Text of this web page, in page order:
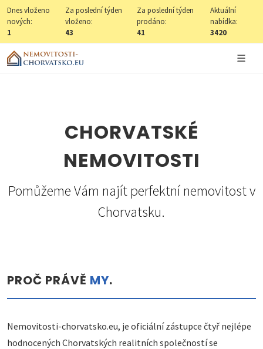
Dnes vloženo
nových:
1
Za poslední týden
vloženo:
43
Za poslední týden
prodáno:
41
Aktuální
nabídka:
3420
CHORVATSKÉ
NEMOVITOSTI
Pomůžeme Vám najít perfektní nemovitost v
Chorvatsku.
PROČ PRÁVĚ MY.
Nemovitosti-chorvatsko.eu, je oficiální zástupce čtyř nejlépe
hodnocených Chorvatských realitních společností se